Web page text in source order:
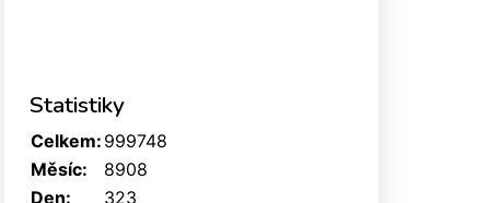
Statistiky
Celkem: 999748
Měsíc:
8908
Den:
323